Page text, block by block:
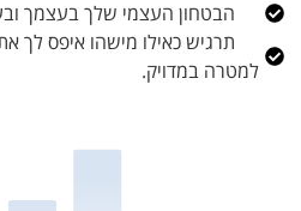
הבטחון העצמי שלך בעצמך
תרגיש כאילו מישהו איפס לך את
למטרה במדויק.